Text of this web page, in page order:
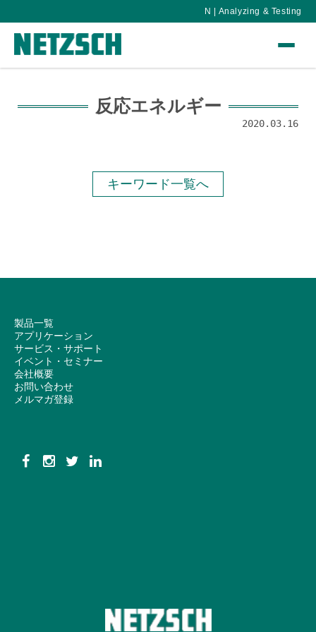
N | Analyzing & Testing
反応エネルギー
2020.03.16
キーワード一覧へ
製品一覧
アプリケーション
サービス・サポート
イベント・セミナー
会社概要
お問い合わせ
メルマガ登録